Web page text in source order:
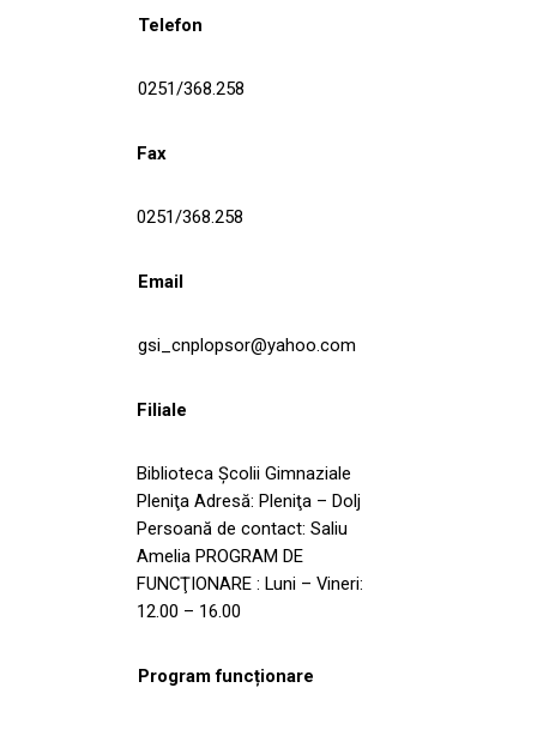
Telefon
0251/368.258
Fax
0251/368.258
Email
gsi_cnplopsor@yahoo.com
Filiale
Biblioteca Şcolii Gimnaziale
Pleniţa Adresă: Pleniţa – Dolj
Persoană de contact: Saliu
Amelia PROGRAM DE
FUNCŢIONARE : Luni – Vineri:
12.00 – 16.00
Program funcționare